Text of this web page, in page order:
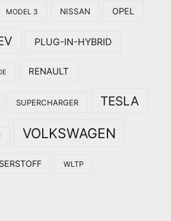
MODEL 3 NISSAN OPEL
PLUG-IN-HYBRID
RENAULT
SUPERCHARGER TESLA
VOLKSWAGEN
WLTP